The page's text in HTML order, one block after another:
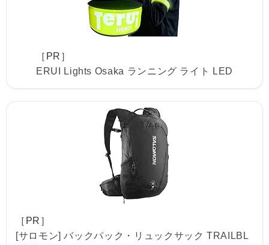
［PR］
ERUI Lights Osaka ランニング ライト LED
［PR］
[サロモン] バックパック・リュックサック TRAILBL